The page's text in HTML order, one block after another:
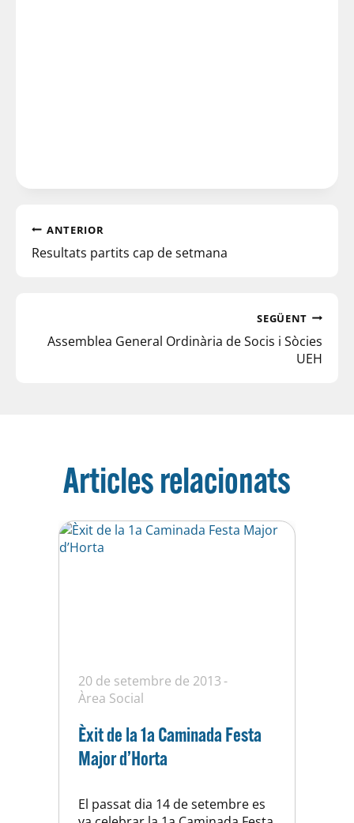
ANTERIOR
Resultats partits cap de setmana
SEGÜENT
Assemblea General Ordinària de Socis i Sòcies
UEH
Articles relacionats
20 de setembre de 2013
Àrea Social
Èxit de la 1a Caminada Festa
Major d’Horta
El passat dia 14 de setembre es